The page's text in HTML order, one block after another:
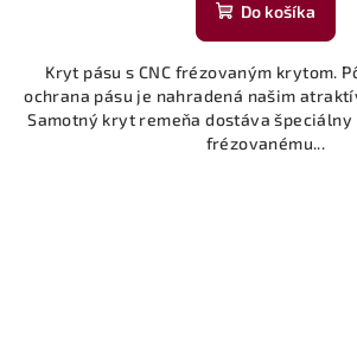
Do košíka
Kryt pásu s CNC frézovaným krytom.
ochrana pásu je nahradená našim
Samotný kryt remeňa dostáva špeciálny
frézovanému...